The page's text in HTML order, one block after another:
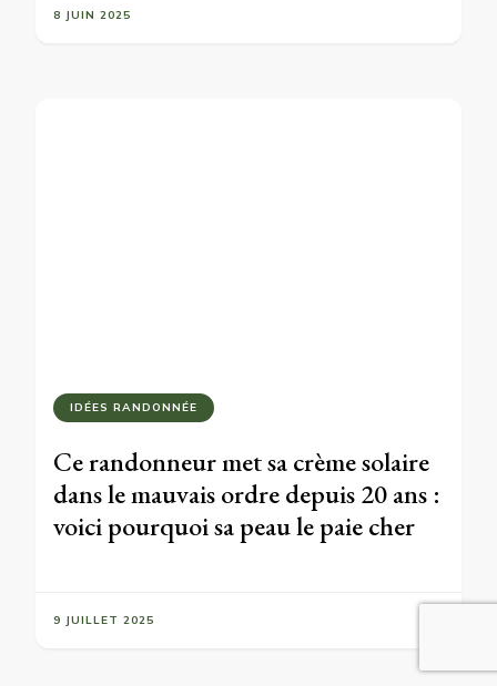
8 JUIN 2025
IDÉES RANDONNÉE
Ce randonneur met sa crème solaire
dans le mauvais ordre depuis 20 ans :
voici pourquoi sa peau le paie cher
9 JUILLET 2025